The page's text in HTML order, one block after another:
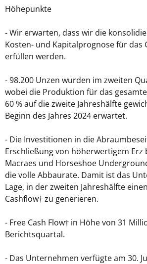
Höhepunkte
- Wir erwarten, dass wir die
Kosten- und Kapitalprognose für das
erfüllen werden.
- 98.200 Unzen wurden im zweiten
wobei die Produktion für das
60 % auf die zweite Jahreshälfte
Beginn des Jahres 2024 erwartet.
- Die Investitionen in die
Erschließung von höherwertigem Erz
Macraes und Horseshoe
die volle Abbaurate. Damit ist das
Lage, in der zweiten Jahreshälfte
Cashflow† zu generieren.
- Free Cash Flow† in Höhe von 31
Berichtsquartal.
- Das Unternehmen verfügte am 30.